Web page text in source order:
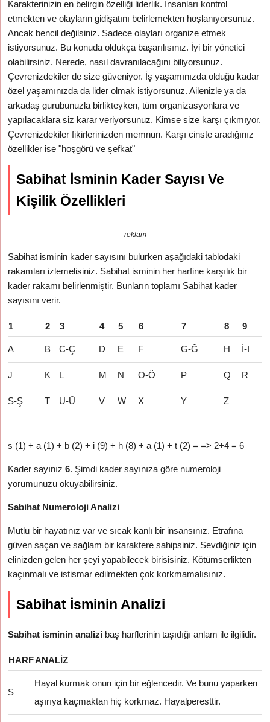
Karakterinizin en belirgin özelliği liderlik. İnsanları kontrol
etmekten ve olayların gidişatını belirlemekten hoşlanıyorsunuz.
Ancak bencil değilsiniz. Sadece olayları organize etmek
istiyorsunuz. Bu konuda oldukça başarılısınız. İyi bir yönetici
olabilirsiniz. Nerede, nasıl davranılacağını biliyorsunuz.
Çevrenizdekiler de size güveniyor. İş yaşamınızda olduğu kadar
özel yaşamınızda da lider olmak istiyorsunuz. Ailenizle ya da
arkadaş gurubunuzla birlikteyken, tüm organizasyonlara ve
yapılacaklara siz karar veriyorsunuz. Kimse size karşı çıkmıyor.
Çevrenizdekiler fikirlerinizden memnun. Karşı cinste aradığınız
özellikler ise "hoşgörü ve şefkat"
Sabihat İsminin Kader Sayısı Ve
Kişilik Özellikleri
reklam
Sabihat isminin kader sayısını bulurken aşağıdaki tablodaki
rakamları izlemelisiniz. Sabihat isminin her harfine karşılık bir
kader rakamı belirlenmiştir. Bunların toplamı Sabihat kader
sayısını verir.
1 2 3 4 5 6 7 8 9
A B C-Ç D E F G-Ğ H İ-I
J K L M N O-Ö P Q R
S-Ş T U-Ü V W X Y Z
s (1) + a (1) + b (2) + i (9) + h (8) + a (1) + t (2) = => 2+4 = 6
Kader sayınız6. Şimdi kader sayınıza göre numeroloji
yorumunuzu okuyabilirsiniz.
Sabihat Numeroloji Analizi
Mutlu bir hayatınız var ve sıcak kanlı bir insansınız. Etrafına
güven saçan ve sağlam bir karaktere sahipsiniz. Sevdiğiniz için
elinizden gelen her şeyi yapabilecek birisisiniz. Kötümserlikten
kaçınmalı ve istismar edilmekten çok korkmamalısınız.
Sabihat İsminin Analizi
Sabihat isminin analizi baş harflerinin taşıdığı anlam ile ilgilidir.
HARFANALIZ
S
Hayal kurmak onun için bir eğlencedir. Ve bunu yaparken
aşırıya kaçmaktan hiç korkmaz. Hayalperesttir.